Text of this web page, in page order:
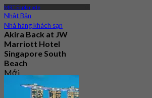
MRT Esplanade
Nhật Bản
Nhà hàng khách sạn
Akira Back at JW
Marriott Hotel
Singapore South
Beach
Mới
4.4
S$ 94